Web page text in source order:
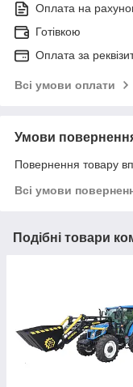
Оплата на
Готівкою
Оплата за
Всі умови оплати
Умови
Повернення товару
Всі умови
Подібні товари